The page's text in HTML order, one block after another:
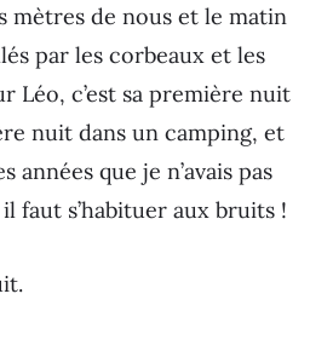
mètres de nous et le matin
par les corbeaux et les
Léo, c’est sa première nuit
nuit dans un camping, et
années que je n’avais pas
faut s’habituer aux bruits !